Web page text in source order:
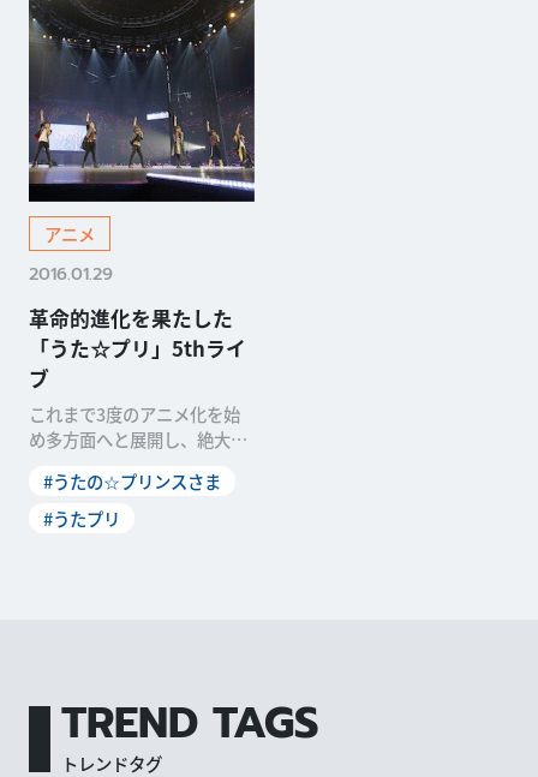
アニメ
2016.01.29
革命的進化を果たした
「うた☆プリ」5thライ
ブ
これまで3度のアニメ化を始
め多方面へと展開し、絶大な
ーゲーム「うたの☆プリ
#うたの☆プリンスさま
#うたプリ
TREND TAGS
トレンドタグ